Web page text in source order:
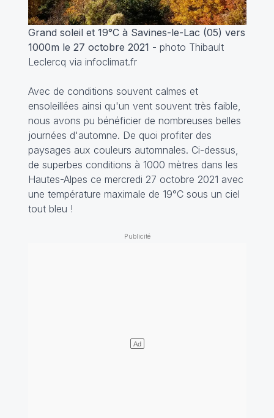
Grand soleil et 19°C à Savines-le-Lac (05) vers
1000m le 27 octobre 2021 - photo Thibault
Leclercq via infoclimat.fr
Avec de conditions souvent calmes et
ensoleillées ainsi qu'un vent souvent très faible,
nous avons pu bénéficier de nombreuses belles
journées d'automne. De quoi profiter des
paysages aux couleurs automnales. Ci-dessus,
de superbes conditions à 1000 mètres dans les
Hautes-Alpes ce mercredi 27 octobre 2021 avec
une température maximale de 19°C sous un ciel
tout bleu !